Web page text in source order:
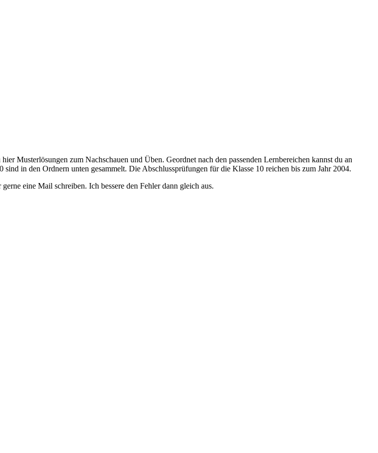
Musterlösungen zum Nachschauen und Üben. Geordnet nach den passenden Lernbereichen kannst du an
in den Ordnern unten gesammelt. Die Abschlussprüfungen für die Klasse 10 reichen bis zum Jahr 2004.
eine Mail schreiben. Ich bessere den Fehler dann gleich aus.